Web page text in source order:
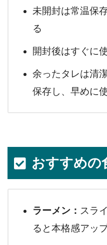
未開封は常温保
る
開封後はすぐに
余ったタレは清
保存し、早めに
おすすめの
ラーメン： スラ
ると本格感アッ